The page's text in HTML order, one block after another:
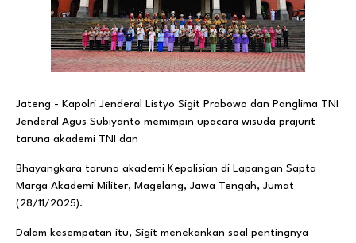
Jateng - Kapolri Jenderal Listyo Sigit Prabowo dan Panglima TNI
Jenderal Agus Subiyanto memimpin upacara wisuda prajurit
taruna akademi TNI dan
Bhayangkara taruna akademi Kepolisian di Lapangan Sapta
Marga Akademi Militer, Magelang, Jawa Tengah, Jumat
(28/11/2025).
Dalam kesempatan itu, Sigit menekankan soal pentingnya